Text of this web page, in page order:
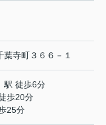
葉寺町３６６－１
駅 徒歩6分
歩20分
25分